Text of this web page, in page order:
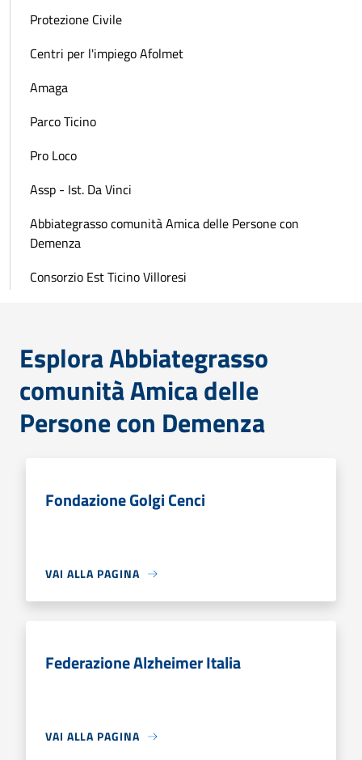
Protezione Civile
Centri per l'impiego Afolmet
Amaga
Parco Ticino
Pro Loco
Assp - Ist. Da Vinci
Abbiategrasso comunità Amica delle Persone con
Demenza
Consorzio Est Ticino Villoresi
Esplora Abbiategrasso
comunità Amica delle
Persone con Demenza
Fondazione Golgi Cenci
VAI ALLA PAGINA
Federazione Alzheimer Italia
VAI ALLA PAGINA